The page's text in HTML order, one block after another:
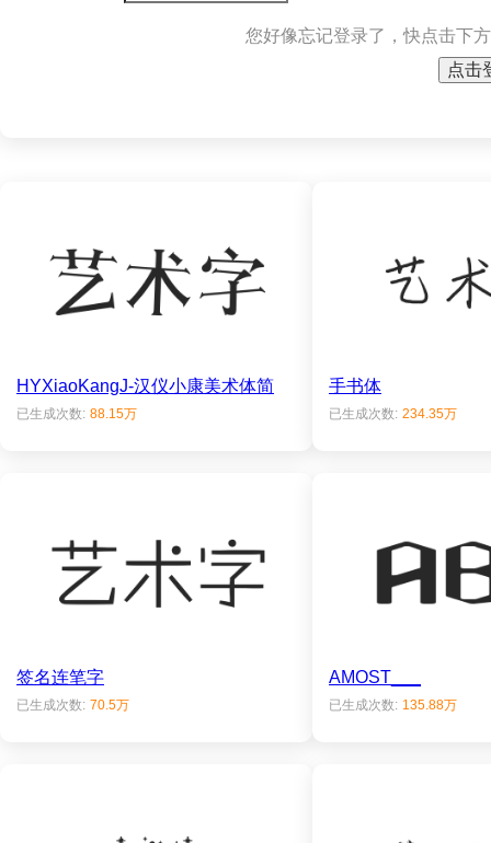
您好像忘记登录了，快点击下
点击
HYXiaoKangJ-汉仪小康美术体简
已生成次数: 88.15万
手书体
已生成次数: 234.35万
签名连笔字
已生成次数: 70.5万
AMOST___
已生成次数: 135.88万